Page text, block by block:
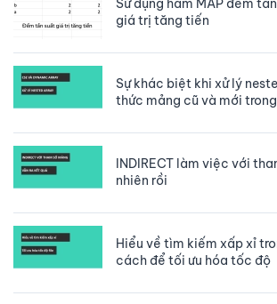
Sử dụng hàm MAP đếm
giá trị tăng tiến
Sự khác biệt khi xử lý
thức mảng cũ và mới
INDIRECT làm việc với
nhiên rồi
Hiểu về tìm kiếm xấp xỉ
cách để tối ưu hóa tốc độ